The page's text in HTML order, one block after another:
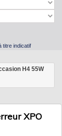
titre indicatif
H4 55W
XPO